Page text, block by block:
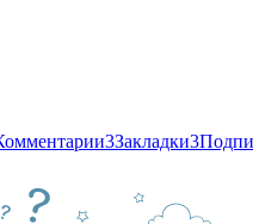
3Закладки3